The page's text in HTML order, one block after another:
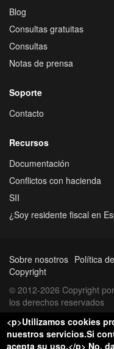
Blog
Consultas gratuitas
Consultas
Notas de prensa
Soporte
Contacto
Recursos
Documentación
Conflictos con hacienda
SII
¿Soy residente fiscal en
Sobre nosotros Política
Copyright
© 2012-2026 Copyright
los derechos reservados
<p>Utilizamos cookies
nuestros servicios.Si
acepta su uso.</p> No,